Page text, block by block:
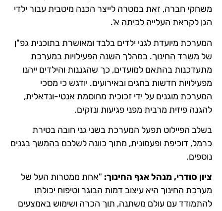
משחקי חברה, זאת במטרה לייצר הכנה מיטבית עבור ילדי
הגן לקראת העלייה לכיתה א'.
המערכת מיועדת לגני ילדים בלבד ומאושרת בתוכנית גפ"ן
של משרד החינוך. במהלך השנה הפעילויות במערכת
מתעדכנות בהתאם למועדים, כך שהגננות והילדים ייהנו
מפעילויות חדשות בחגים ובאירועים. יודגש כי מסכי
המערכת מוגנים על ידי זכוכית מחוסמת אנטי-ונדאלית,
להגנה פיזית מרבית מפני פגיעות ונזקים.
בשלב הפיילוט תפעל המערכת בשני גני חובה בטירת
כרמל, דוכיפת ופעמונית, מתוך כוונה לשלבם בהמשך בגנים
נוספים.
ציון סודרי, מנהל אגף החינוך: "אחת ממטרות העל של
מערכת החינוך היא עיצוב דמות הבוגר וטיפוח יכולתו
להתמודד עם עולם משתנה, תוך הכרה ושימוש באמצעים